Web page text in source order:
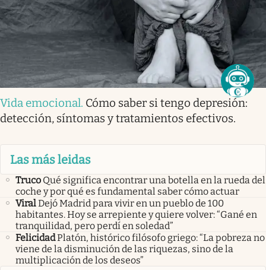
Vida emocional. Cómo saber si tengo depresión:
detección, síntomas y tratamientos efectivos.
Las más leidas
Truco Qué significa encontrar una botella en la rueda del
coche y por qué es fundamental saber cómo actuar
ViralDejó Madrid para vivir en un pueblo de 100
habitantes. Hoy se arrepiente y quiere volver: “Gané en
tranquilidad, pero perdí en soledad”
FelicidadPlatón, histórico filósofo griego: “La pobreza no
viene de la disminución de las riquezas, sino de la
multiplicación de los deseos”